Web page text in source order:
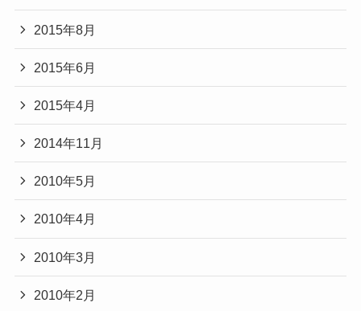
2015年8月
2015年6月
2015年4月
2014年11月
2010年5月
2010年4月
2010年3月
2010年2月